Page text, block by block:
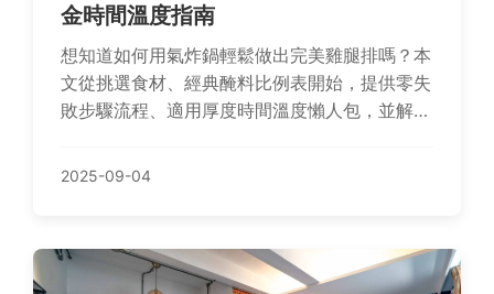
金時間溫度指南
想知道如何用氣炸鍋輕鬆做出完美雞腿排嗎？本
文從挑選食材、經典醃料比例表開始，提供零失
敗步驟流程、適用厚度時間溫度懶人包，並解答
2025-09-04